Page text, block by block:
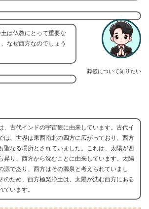
葬儀について知りたい
は仏教にとって重要な
なぜ西方なのでしょう
、古代インドの宇宙観に由来しています。古代イ
は、世界は東西南北の四方に広がっており、西方
聖なる場所とされていました。これは、太陽が西
昇り、西方から沈むことに由来しています。太陽
源であり、西方はその源泉と考えられていまし
のため、西方極楽浄土は、太陽が沈む西方にある
ています。